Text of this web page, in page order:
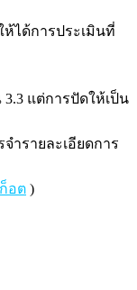
ได้การประเมินที่
3.3 แต่การปัดให้เป็น
ำรายละเอียดการ
อต )